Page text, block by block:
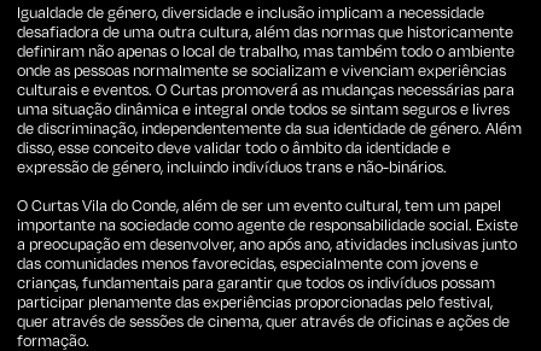
Igualdade de género, diversidade e inclusão implicam a necessidade
desafiadora de uma outra cultura, além das normas que historicamente
definiram não apenas o local de trabalho, mas também todo o ambiente
onde as pessoas normalmente se socializam e vivenciam experiências
culturais e eventos. O Curtas promoverá as mudanças necessárias para
uma situação dinâmica e integral onde todos se sintam seguros e livres
de discriminação, independentemente da sua identidade de género. Além
disso, esse conceito deve validar todo o âmbito da identidade e
expressão de género, incluindo indivíduos trans e não-binários.
O Curtas Vila do Conde, além de ser um evento cultural, tem um papel
importante na sociedade como agente de responsabilidade social. Existe
a preocupação em desenvolver, ano após ano, atividades inclusivas junto
das comunidades menos favorecidas, especialmente com jovens e
crianças, fundamentais para garantir que todos os indivíduos possam
participar plenamente das experiências proporcionadas pelo festival,
quer através de sessões de cinema, quer através de oficinas e ações de
formação.